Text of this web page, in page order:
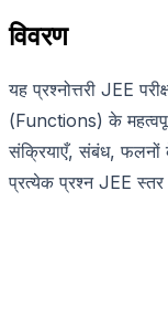
विवरण
यह प्रश्नोत्तरी JEE
(Functions) के
संक्रियाएँ, संबंध, फलनों
प्रत्येक प्रश्न JEE स्तर